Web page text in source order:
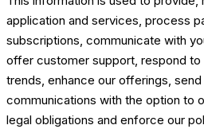
application and services, process
subscriptions, communicate with
offer customer support, respond to
trends, enhance our offerings,
communications with the option to
legal obligations and enforce our